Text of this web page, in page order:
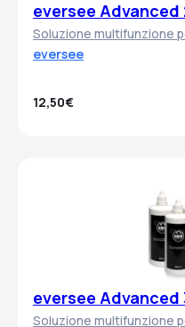
eversee Advanced
Soluzione multifunzione
eversee
12,50€
eversee Advanced
Soluzione multifunzione